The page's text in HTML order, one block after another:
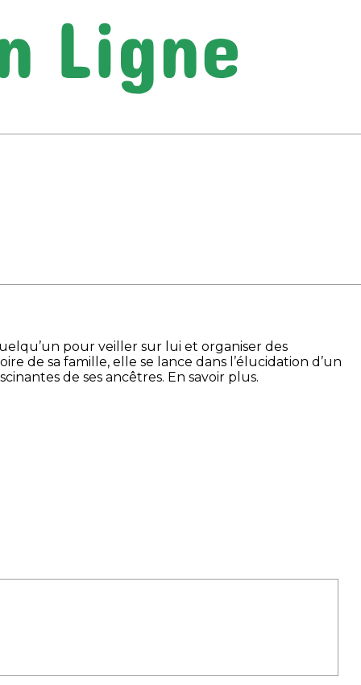
pour veiller sur lui et organiser des
de sa famille, elle se lance dans l’élucidation d’un
de ses ancêtres. En savoir plus.